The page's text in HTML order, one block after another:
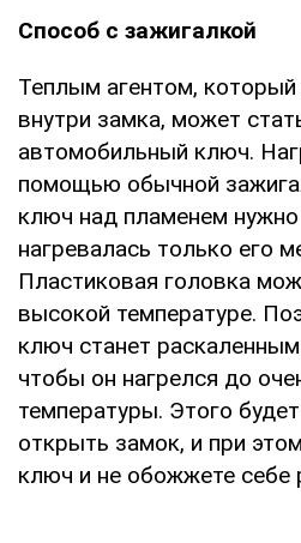
Способ с зажигалкой
Теплым агентом,
внутри замка, может
автомобильный ключ.
помощью обычной
ключ над пламенем
нагревалась только его
Пластиковая головка
высокой температуре.
ключ станет
чтобы он нагрелся до
температуры. Этого
открыть замок, и при
ключ и не обожжете себе